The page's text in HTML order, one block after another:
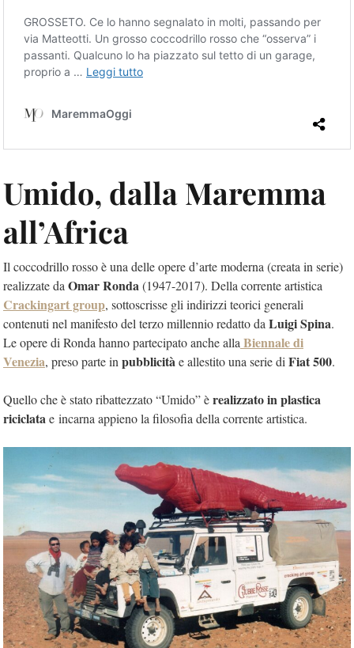
Umido, dalla Maremma
all’Africa
Il coccodrillo rosso è una delle opere d’arte moderna (creata in serie)
realizzate da Omar Ronda(1947-2017). Della corrente artistica
Crackingart group, sottoscrisse gli indirizzi teorici generali
contenuti nel manifesto del terzo millennio redatto da Luigi Spina.
Le opere di Ronda hanno partecipato anche alla Biennale di
Venezia, preso parte in pubblicitàe allestito una serie di Fiat 500.
Quello che è stato ribattezzato “Umido” èrealizzato in plastica
riciclatae incarna appieno la filosofia della corrente artistica.